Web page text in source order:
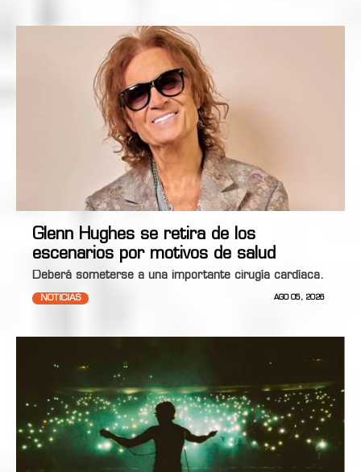
Glenn Hughes se retira de los
escenarios por motivos de salud
Deberá someterse a una importante cirugía cardíaca.
NOTICIAS AGO 05, 2026